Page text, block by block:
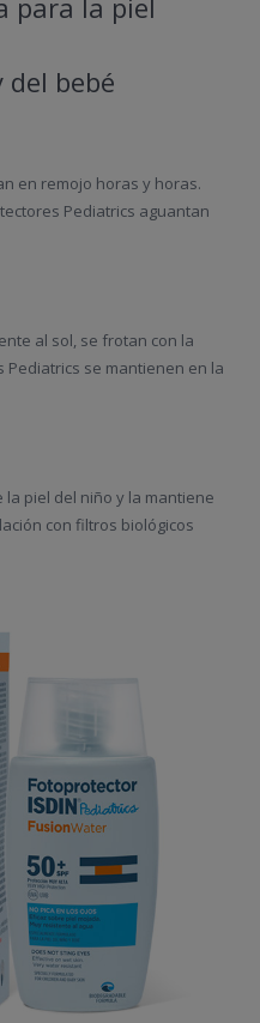
para la piel
bebé
en remojo horas y horas.
Pediatrics aguantan
al sol, se frotan con la
se mantienen en la
piel del niño y la mantiene
con filtros biológicos